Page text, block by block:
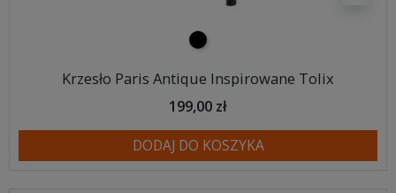
czarny
Krzesło Paris Antique Inspirowane Tolix
199,00 zł
DODAJ DO KOSZYKA